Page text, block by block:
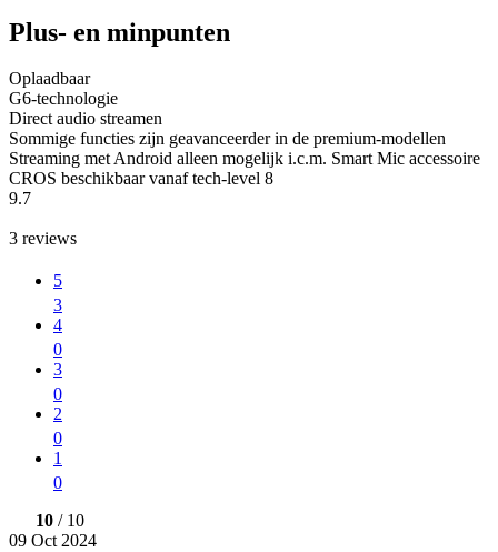
Plus- en minpunten
Oplaadbaar
G6-technologie
Direct audio streamen
Sommige functies zijn geavanceerder in de premium-modellen
Streaming met Android alleen mogelijk i.c.m. Smart Mic accessoire
CROS beschikbaar vanaf tech-level 8
9.7
3 reviews
5
3
4
0
3
0
2
0
1
0
10 / 10
09 Oct 2024